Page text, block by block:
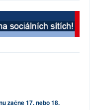
začne 17. nebo 18.